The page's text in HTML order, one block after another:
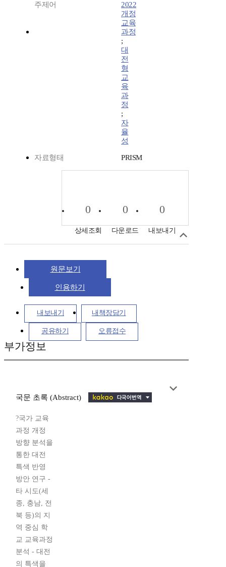
주제어
2022
개정
교육
과정
;
대
전
형
교
육
과
정
;
자
율
성
자료형태 PRISM
0
상세조회
0
다운로드
0
내보내기
원문보기
인용하기
내보내기 내책장담기
공유하기 오류접수
부가정보
국문 초록 (Abstract)
?국가 교육
과정 개정
방향 분석을
통한 대전
특색 반영
방안 연구 -
타 시도(세
종, 충남, 전
북 등)의 지
역 중심 학
교 교육과정
분석 - 대전
의 특색을